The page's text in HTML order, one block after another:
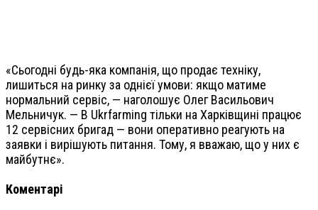
«Сьогодні будь-яка компанія, що продає техніку,
лишиться на ринку за однієї умови: якщо матиме
нормальний сервіс, — наголошує Олег Васильович
Мельничук. — В Ukrfarming тільки на Харківщині працює
12 сервісних бригад — вони оперативно реагують на
заявки і вирішують питання. Тому, я вважаю, що у них є
майбутнє».
Коментарі